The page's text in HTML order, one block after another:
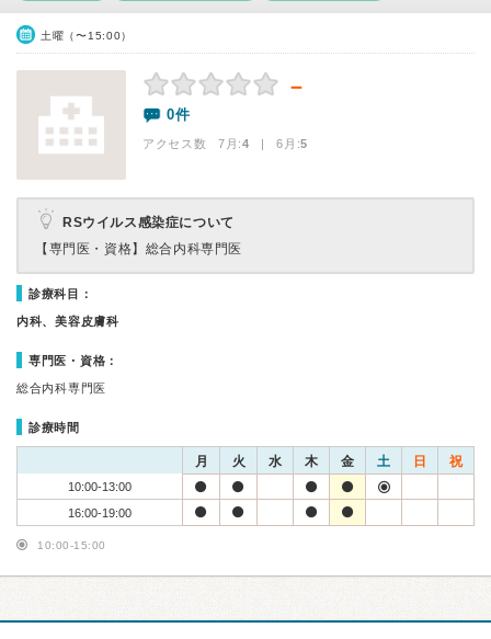
土曜（〜15:00）
－
0件
アクセス数 7月:4 | 6月:5
RSウイルス感染症について
【専門医・資格】 総合内科専門医
診療科目：
内科、美容皮膚科
専門医・資格：
総合内科専門医
診療時間
月 火 水 木 金 土 日 祝
10:00-13:00
16:00-19:00
10:00-15:00